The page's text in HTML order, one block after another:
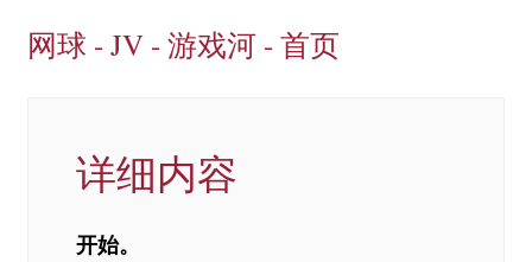
网球 - JV - 游戏河 - 首页
详细内容
开始。